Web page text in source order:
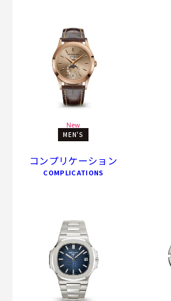
New
MEN'S
コンプリケーション
COMPLICATIONS